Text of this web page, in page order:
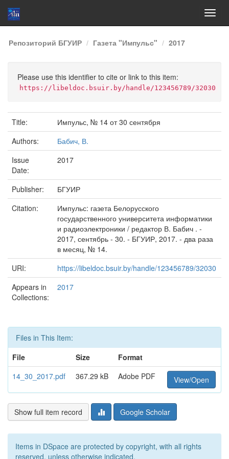
Skip
navigation
Репозиторий БГУИР Газета "Импульс" 2017
Please use this identifier to cite or link to this item:
https://libeldoc.bsuir.by/handle/123456789/32030
Title:
Импульс, № 14 от 30 сентября
Authors:
Бабич, В.
Issue
Date:
2017
Publisher:
БГУИР
Citation:
Импульс: газета Белорусского
государственного университета информатики
и радиоэлектроники / редактор В. Бабич . -
2017, сентябрь - 30. - БГУИР, 2017. - два раза
в месяц, № 14.
URI:
https://libeldoc.bsuir.by/handle/123456789/32030
Appears in
Collections:
2017
Files in This Item:
File
Size
Format
14_30_2017.pdf
367.29 kB Adobe PDF View/Open
Show full item record Google Scholar
Items in DSpace are protected by copyright, with all rights
reserved, unless otherwise indicated.